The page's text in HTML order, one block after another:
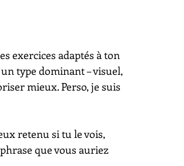
exercices adaptés à ton
type dominant – visuel,
mieux. Perso, je suis
retenu si tu le vois,
que vous auriez